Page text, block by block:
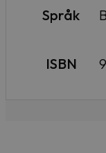
Språk
ISBN